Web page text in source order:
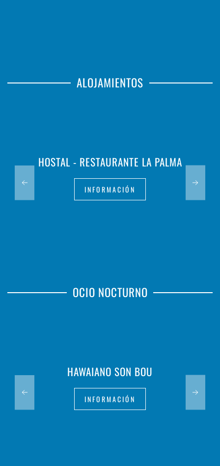
ALOJAMIENTOS
HOSTAL - RESTAURANTE LA PALMA
INFORMACIÓN
OCIO NOCTURNO
HAWAIANO SON BOU
INFORMACIÓN